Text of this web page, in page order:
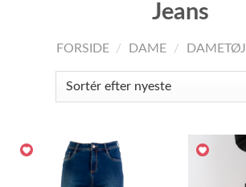
Jeans
FORSIDE / DAME / DAMETØJ